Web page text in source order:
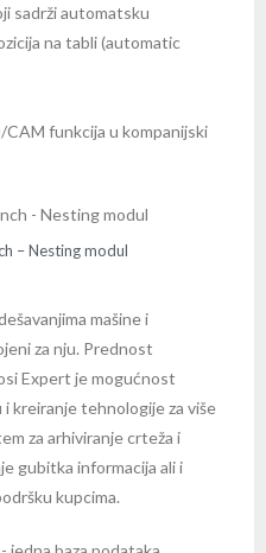
sadrži automatsku
na tabli (automatic
funkcija u kompanijski
– Nesting modul
mašine i
za nju. Prednost
Expert je mogućnost
kreiranje tehnologije za više
za arhiviranje crteža i
gubitka informacija ali i
kupcima.